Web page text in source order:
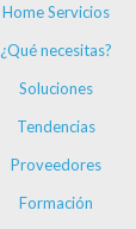
Home Servicios
¿Qué necesitas?
Soluciones
Tendencias
Proveedores
Formación